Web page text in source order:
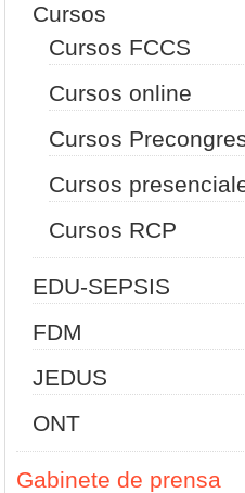
Cursos
Cursos FCCS
Cursos online
Cursos
Cursos
Cursos RCP
EDU-SEPSIS
FDM
JEDUS
ONT
Gabinete de prensa